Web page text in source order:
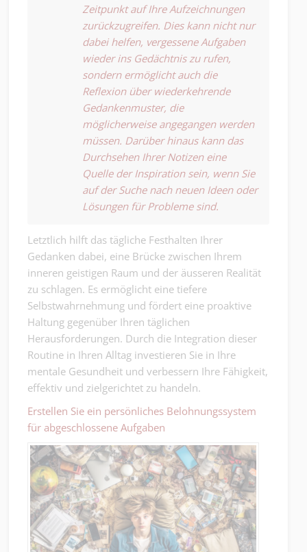
Zeitpunkt auf Ihre Aufzeichnungen
zurückzugreifen. Dies kann nicht nur
dabei helfen, vergessene Aufgaben
wieder ins Gedächtnis zu rufen,
sondern ermöglicht auch die
Reflexion über wiederkehrende
Gedankenmuster, die
möglicherweise angegangen werden
müssen. Darüber hinaus kann das
Durchsehen Ihrer Notizen eine
Quelle der Inspiration sein, wenn Sie
auf der Suche nach neuen Ideen oder
Lösungen für Probleme sind.
Letztlich hilft das tägliche Festhalten Ihrer
Gedanken dabei, eine Brücke zwischen Ihrem
inneren geistigen Raum und der äusseren Realität
zu schlagen. Es ermöglicht eine tiefere
Selbstwahrnehmung und fördert eine proaktive
Haltung gegenüber Ihren täglichen
Herausforderungen. Durch die Integration dieser
Routine in Ihren Alltag investieren Sie in Ihre
mentale Gesundheit und verbessern Ihre Fähigkeit,
effektiv und zielgerichtet zu handeln.
Erstellen Sie ein persönliches Belohnungssystem
für abgeschlossene Aufgaben